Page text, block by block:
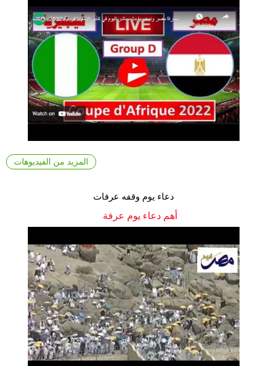
المزيد من الفيديوهات
دعاء يوم وقفه عرفات
أهم دعاء يوم عرفة